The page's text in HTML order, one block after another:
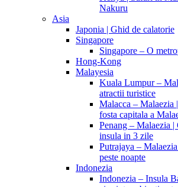
Nakuru
Asia
Japonia | Ghid de calatorie
Singapore
Singapore – O
Hong-Kong
Malayesia
Kuala Lumpur –
atractii turistice
Malacca – Malaezia
fosta capitala a
Penang – Malaezia |
insula in 3 zile
Putrajaya –
peste noapte
Indonezia
Indonezia – Insula